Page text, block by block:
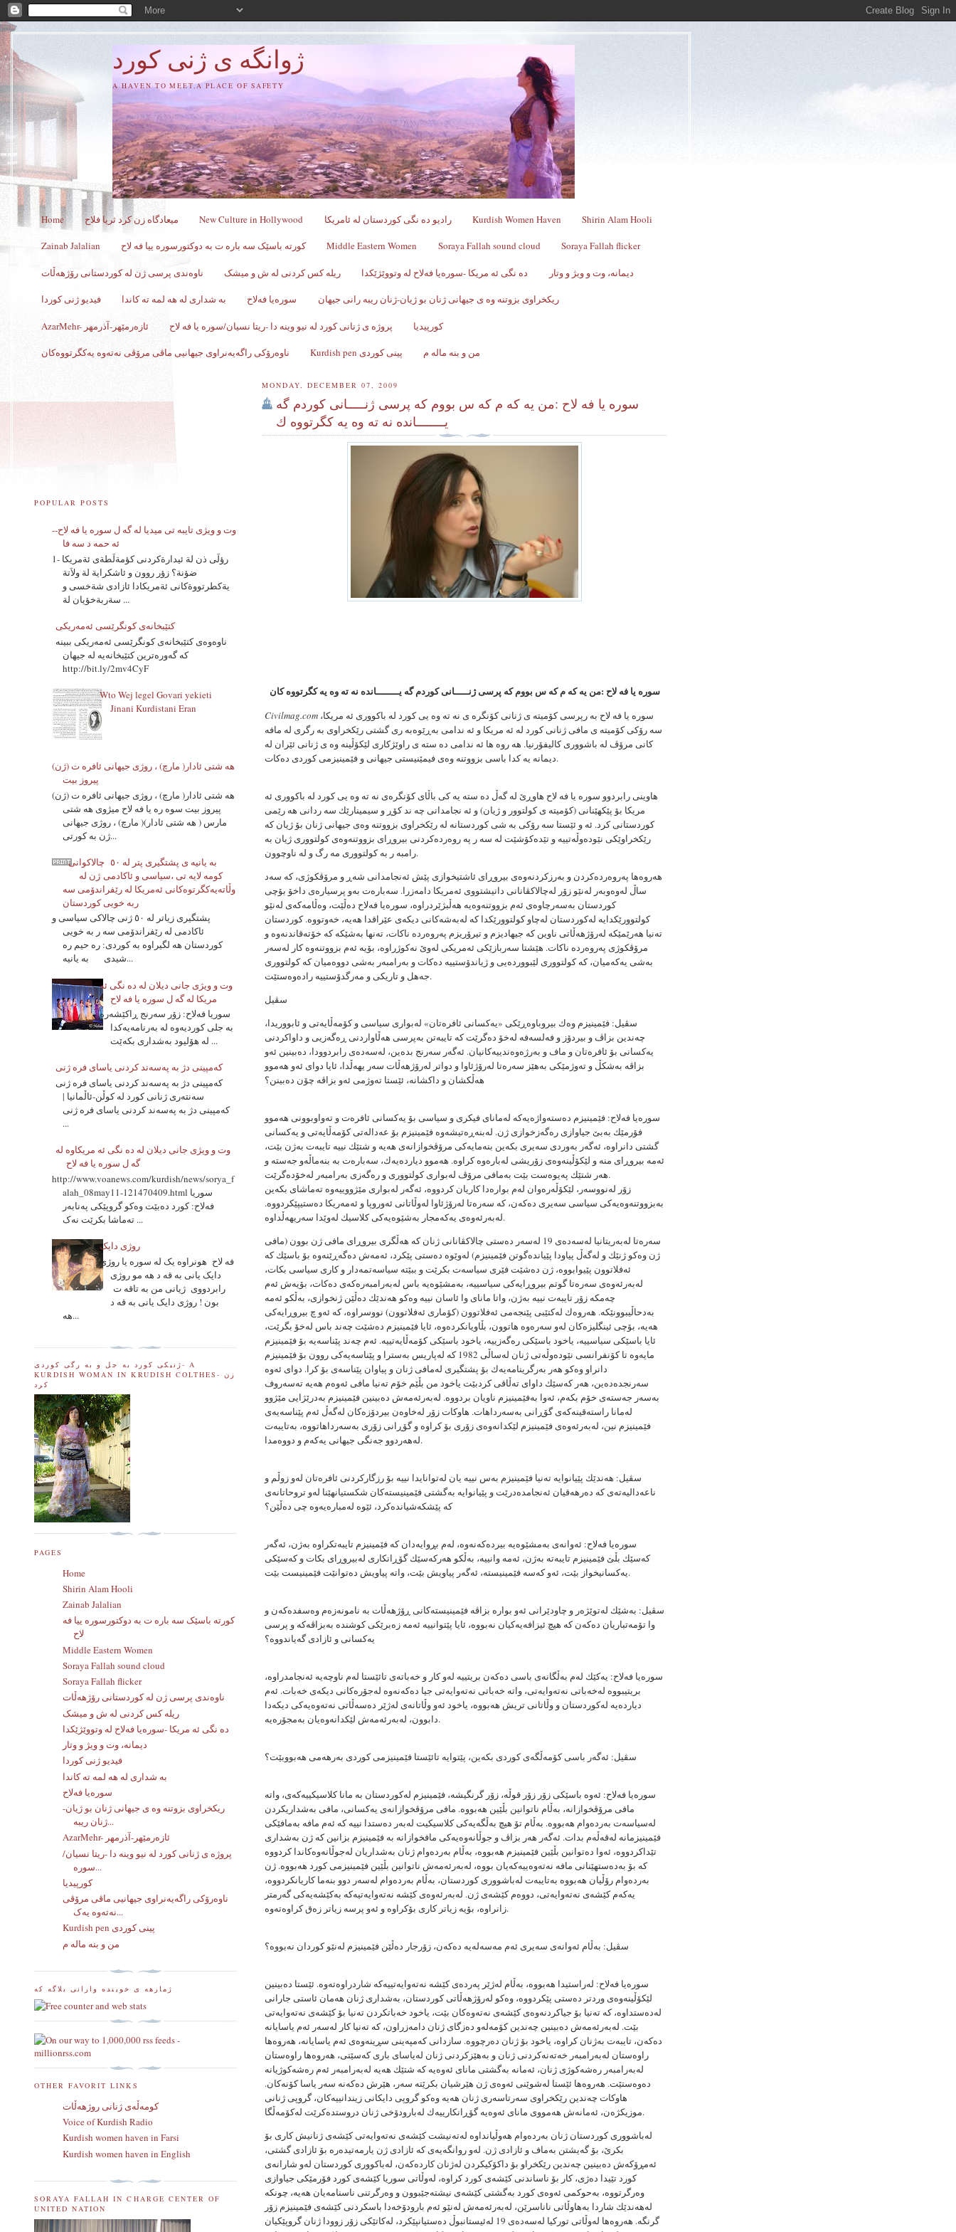
ژوانگه‌ ی ژنی كورد
A HAVEN TO MEET,A PLACE OF SAFETY
Home میعادگاه زن كرد ثریا فلاح New Culture in Hollywood رادیو ده نگی کوردستان له ئامریکا Kurdish Women Haven Shirin Alam Hooli
Zainab Jalalian کورته باسێک سه باره ت به دوکتورسوره ییا فه لاح Middle Eastern Women Soraya Fallah sound cloud Soraya Fallah flicker
ناوەندی پرسی ژن لە کوردستانی رۆژهەڵات ریله کس کردنی له ش و میشک ده نگی ئه مریکا -سوره‌یا فه‌لاح له‌ وتووێژێکدا دیمانە، وت و ویژ و وتار
فیدیو ژنی کوردا به شداری له هه لمه ته کاندا سورەیا فەلاح ریکخراوی بزوتنه وه ی جیهانی ژنان بو ژیان-ژنان ریبه رانی جیهان
AzarMehr- ئازەرمێهر-آذرمهر پروژه ی ژنانی کورد له نیو وینه دا -ریتا نسیان/سوره یا فه لاح کورپیدیا
ناوەرۆکی راگەیەنراوی جیهانیی ماڤی مرۆڤی نەتەوە یەکگرتووەکان Kurdish pen پینی کوردی من و بنه ماله م
MONDAY, DECEMBER 07, 2009
سورە یا فە لاح :من یە كە م كە س بووم كە پرسی ژنـــــانی كوردم گە
یــــــــاندە نە تە وە یە كگرتووە ك
سورە یا فە لاح :من یە كە م كە س بووم كە پرسی ژنـــــانی كوردم گە یــــــــاندە نە تە وە یە كگرتووە كان
Civilmag.com
سە رۆكی كۆمیتە ی مافی ژنانی كورد لە ئە مریكا و ئە ندامی بەڕێوەبە ری گشتی رێكخراوی بە رگری لە مافە
كانی مرۆڤ لە باشووری كالیفۆرنیا. هە روە ها ئە ندامی دە ستە ی راوێژكاری لێكۆڵینە وە ی ژنانی ئێران لە
دیمانە یە كدا باسی بزووتنە وەی فیمێنیستی جیهانی و فێمینیزمی كوردی دەكات.
هاوینی رابردوو سورە یا فە لاح هاوڕێ لە گەڵ دە ستە یە كی باڵای كۆنگرەی نە تە وە یی كورد لە باكووری ئە
مریكا بۆ پێكهێنانی (كۆمیتە ی كولتوور و ژیان) و ئە نجامدانی چە ند كۆڕ و سیمینارێك سە ردانی هە رێمی
كوردستانی كرد. ئە و ئێستا سە رۆكی بە شی كوردستانە لە رێكخراوی بزووتنە وەی جیهانی ژنان بۆ ژیان كە
رێكخراوێكی نێودەوڵەتییە و تێدەكۆشێت لە سە ر پە روەردەكردنی بیروڕای بزووتنەوەی كولتووری ژیان بە
رامبە ر بە كولتووری مە رگ و لە ناوچوون.
هەروەها پەروەردەكردن و بەرزكردنەوەی بیروڕای ئاشتیخوازی پێش ئەنجامدانی شەڕ و مرۆڤكوژی، كە سەد
ساڵ لەوەوبەر لەنێو زۆر لەچالاكڤانانی دانیشتووی ئەمریكا دامەزرا. سەبارەت بەو پرسیارەی داخۆ بۆچی
كوردستان بەسەرچاوەی ئەم بزووتنەوەیە هەڵبژێردراوە، سورەیا فەلاح دەڵێت، وەڵامەكەی لەنێو
كولتوورێكدایە لەكوردستان لەچاو كولتوورێكدا كە لەبەشەكانی دیكەی عێراقدا هەیە، خەوتووە. كوردستان
تەنیا هەرێمێكە لەرۆژهەڵاتی ناوین كە جیهادیزم و تیرۆریزم پەروەردە ناكات، تەنها بەشێكە كە خۆتەقاندنەوە و
مرۆڤكوژی پەروەردە ناكات. هێشتا سەربازێكی ئەمریكی لەوێ نەكوژراوە، بۆیە ئەم بزووتنەوە كار لەسەر
بەشی یەكەمیان، كە كولتووری لێبووردەیی و ژیاندۆستییە دەكات و بەرامبەر بەشی دووەمیان كە كولتووری
جەهل و تاریكی و مەرگدۆستییە رادەوەستێت.
سڤیل
سڤیل: فێمینیزم وەك بیروباوەڕێكی «یەكسانی ئافرەتان» لەبواری سیاسی و كۆمەڵایەتی و ئابووریدا،
چەندین بزاڤ و بیردۆز و فەلسەفە لەخۆ دەگرێت كە تایبەتن بەپرسی هەڵاواردنی ڕەگەزیی و داواكردنی
یەكسانی بۆ ئافرەتان و ماف و بەرژەوەندییەكانیان. ئەگەر سەرنج بدەین، لەسەدەی رابردوودا، دەبینین ئەو
بزاڤە بەشكڵ و تەوژمێكی بەهێز سەرەتا لەرۆژئاوا و دواتر لەرۆژهەڵات سەر یهەڵدا، ئایا دوای ئەو هەموو
هەڵكشان و داكشانە، ئێستا تەوژمی ئەو بزاڤە چۆن دەبینن؟
سورەیا فەلاح: فێمینیزم دەستەواژەیەكە لەمانای فیكری و سیاسی بۆ یەكسانی ئافرەت و تەواوبوونی هەموو
فۆرمێك بەبێ جیاوازی رەگەزخوازی ژن. لەبنەڕەتیشەوە فێمینیزم بۆ عەدالەتی كۆمەڵایەتی و یەكسانی
گشتی دانراوە، ئەگەر بەوردی سەیری بكەین بنەمایەكی مرۆڤخوازانەی هەیە و شتێك نییە تایبەت بەژن بێت،
ئەمە بیروڕای منە و لێكۆڵینەوەی زۆریشی لەبارەوە كراوە. هەموو دیاردەیەك، سەبارەت بە بنەماڵەو جەستە و
هەر شتێك پەیوەست بێت بەمافی مرۆڤ لەبواری كولتووری و رەگەزی بەرامبەر لەخۆدەگرێت.
زۆر لەنووسەر، لێكۆڵەرەوان لەم بوارەدا كاریان كردووە، ئەگەر لەبواری مێژووییەوە تەماشای بكەین
بەبزووتنەوەیەكی سیاسی سەیری دەكەن، كە سەرەتا لەرۆژئاوا لەوڵاتانی ئەوروپا و ئەمەریكا دەستیپێكردووە.
لەبەرئەوەی یەكەمجار بەشێوەیەكی كلاسیك لەوێدا سەریهەڵداوە.
سەرەتا لەبەریتانیا لەسەدەی 19 لەسەر دەستی چالاكڤانانی ژنان كە هەڵگری بیروڕای مافی ژن بوون (مافی
ژن وەكو ژنێك و لەگەڵ پیاودا پێیاندەگوتن فێمینیزم) لەوێوە دەستی پێكرد، ئەمەش دەگەڕێنەوە بۆ باسێك كە
ئەفلاتوون پێیوابووە، ژن دەشێت فێری سیاسەت بكرێت و ببێتە سیاسەتمەدار و كاری سیاسی بكات،
لەبەرئەوەی سەرەتا گوتم بیروڕایەكی سیاسییە، بەمشێوەیە باس لەبەرامبەرەكەی دەكات، بۆیەش ئەم
چەمكە زۆر تایبەت نییە بەژن، واتا مانای وا ئاسان نییە وەكو هەندێك دەڵێن ژنخوازی، بەڵكو ئەمە
بەدحاڵیبوونێكە. هەروەك لەكتێبی پێنجەمی ئەفلاتوون (كۆماری ئەفلاتوون) نووسراوە، كە ئەو چ بیروڕایەكی
هەیە، بۆچی ئینگلیزەكان لەو سەرەوە هاتوون، بڵاویانكردەوە، ئایا فێمینیزم دەشێت چەند باس لەخۆ بگرێت،
ئایا باسێكی سیاسییە، یاخود باسێكی رەگەزییە، یاخود باسێكی كۆمەڵایەتییە. ئەم چەند پێناسەیە بۆ فێمینیزم
مایەوە تا كۆنفرانسی نێودەوڵەتی ژنان لەساڵی 1982 كە لەپاریس بەسترا و پێناسەیەكی روون بۆ فێمینیزم
دانراو وەكو هەر بەرگرینامەیەك بۆ پشتگیری لەمافی ژنان و پیاوان پێناسەی بۆ كرا. دوای ئەوە
سەرنجدەدەین، هەر كەسێك داوای تەڵاقی كردبێت یاخود من بڵێم خۆم تەنیا مافی ئەوەم هەیە تەسەروف
بەسەر جەستەی خۆم بكەم، ئەوا بەفێمینیزم ناویان بردووە. لەبەرئەمەش دەبینین فێمینیزم بەدرێژایی مێژوو
لەمانا راستەقینەكەی گۆڕانی بەسەرداهات. هاوكات زۆر لەخاوەن بیردۆزەكان لەگەڵ ئەم پێناسەیەی
فێمینیزم نین، لەبەرئەوەی فێمینیزم لێكدانەوەی زۆری بۆ كراوە و گۆڕانی زۆری بەسەرداهاتووە، بەتایبەت
لەهەردوو جەنگی جیهانی یەكەم و دووەمدا.
سڤیل: هەندێك پێیانوایە تەنیا فێمینیزم بەس نییە یان لەتوانایدا نییە بۆ رزگاركردنی ئافرەتان لەو زوڵم و
ناعەدالیەتەی كە دەرهەقیان ئەنجامدەدرێت و پێیانوایە بەگشتی فێمینیستەكان شكستیانهێنا لەو تروحاتانەی
كە پێشكەشیاندەكرد، ئێوە لەمبارەیەوە چی دەڵێن؟
سورەیا فەلاح: ئەوانەی بەمشێوەیە بیردەكەنەوە، لەم بڕوایەدان كە فێمینیزم تایبەتكراوە بەژن، ئەگەر
كەسێك بڵێ فێمینیزم تایبەتە بەژن، ئەمە وانییە، بەڵكو هەركەسێك گۆڕانكاری لەبیروڕای بكات و كەسێكی
یەكسانیخواز بێت، ئەو كەسە فێمینیستە، ئەگەر پیاویش بێت، واتە پیاویش دەتوانێت فێمینیست بێت.
سڤیل: بەشێك لەتوێژەر و چاودێرانی ئەو بوارە بزاڤە فێمینیستەكانی ڕۆژهەڵات بە نامونەزەم وەسفدەكەن و
وا تۆمەتباریان دەكەن كە هیچ ئیزافەیەكیان نەبووە، ئایا پێتوانییە ئەمە زەبرێكی كوشندە بەبزاڤەكە و پرسی
یەكسانی و ئازادی گەیاندووە؟
سورەیا فەلاح: یەكێك لەم بەڵگانەی باسی دەكەن بریتییە لەو كار و خەباتەی تائێستا لەم ناوچەیە ئەنجامدراوە،
بریتیبووە لەخەباتی نەتەوایەتی، واتە خەباتی نەتەوایەتی جیا دەكەنەوە لەجۆرەكانی دیكەی خەبات. ئەم
دیاردەیە لەكوردستان و وڵاتانی تریش هەبووە، یاخود ئەو وڵاتانەی لەژێر دەسەڵاتی نەتەوەیەكی دیكەدا
دابوون، لەبەرئەمەش لێكدانەوەیان بەمجۆرەیە.
سڤیل: ئەگەر باسی كۆمەڵگەی كوردی بكەین، پێتوایە تائێستا فێمینیزمی كوردی بەرهەمی هەبووبێت؟
سورەیا فەلاح: ئەوە باسێكی زۆر زۆر قوڵە، زۆر گرنگیشە، فێمینیزم لەكوردستان بە مانا كلاسیكییەكەی، واتە
مافی مرۆڤخوازانە، بەڵام ناتوانین بڵێین هەبووە. مافی مرۆڤخوازانەی یەكسانی، مافی بەشداریكردن
لەسیاسەت بەردەوام هەبووە. بەڵام تۆ هیچ بەڵگەیەكی كلاسیكیت لەبەر دەستدا نییە كە ئەم مافە بەمافێكی
فێمینیزمانە لەقەڵەم بدات. ئەگەر هەر بزاڤ و جوڵانەوەیەكی مافخوازانە بە فێمینیزم بزانین كە ژن بەشداری
تێداكردووە، ئەوا دەتوانین بڵێین فێمینیزم هەبووە، بەڵام بەردەوام ژنان بەشداریان لەجوڵانەوەكاندا كردووە
كە بۆ بەدەستهێنانی مافە نەتەوەییەكەیان بووە، لەبەرئەمەش ناتوانین بڵێین فێمینیزمی كورد هەبووە. ژن
بەردەوام رۆڵیان هەبووە بەتایبەت لەباشووری كوردستان، بەڵام بەردەوام لەسەر دوو بنەما كاریانكردووە،
یەكەم كێشەی نەتەوایەتی، دووەم كێشەی ژن. لەبەرئەوەی كێشە نەتەوایەتیەكە بەكێشەیەكی گەرمتر
زانراوە، بۆیە زیاتر كاری بۆكراوە و ئەو پرسە زیاتر زەق كراوەتەوە.
سڤیل: بەڵام ئەوانەی سەیری ئەم مەسەلەیە دەكەن، زۆرجار دەڵێن فێمینیزم لەنێو كوردان نەبووە؟
سورەیا فەلاح: لەراستیدا هەبووە، بەڵام لەژێر پەردەی كێشە نەتەوایەتییەكە شاردراوەتەوە. ئێستا دەبینین
لێكۆڵینەوەی وردتر دەستی پێكردووە، وەكو لەرۆژهەڵاتی كوردستان، بەشداری ژنان هەمان ئاستی جارانی
لەدەستداوە، كە تەنیا بۆ جیاكردنەوەی كێشەی نەتەوەكان بێت، یاخود خەباتكردن تەنیا بۆ كێشەی نەتەوایەتی
بێت. لەبەرئەمەش دەبینین چەندین كۆمەلەو دەزگای ژنان دامەزراون، كە تەنیا كار لەسەر ئەم یاسایانە
دەكەن، تایبەت بەژنان كراوە، یاخود بۆ ژنان دەرچووە. سازدانی كەمپەینی سڕینەوەی ئەم یاسایانە، هەروەها
راوەستان لەبەرامبەر خەتەنەكردنی ژنان و بەهێزكردنی ژنان لەیاسای باری كەسێتی، هەروەها راوەستان
لەبەرامبەر رەشەكوژی ژنان، ئەمانە بەگشتی مانای ئەوەیە كە شتێك هەیە لەبەرامبەر ئەم رەشەكوژیانە
دەوەستێت. هەروەها ئێستا لەشوێنی ئەوەی ژن هێرشیان بكرێتە سەر، هێرش دەكەنە سەر یاسا كۆنەكان.
هاوكات چەندین رێكخراوی سەرتاسەری ژنان هەیە وەكو گروپی دایكانی زیندانییەكان، گروپی ژنانی
موزیكژەن، ئەمانەش هەمووی مانای ئەوەیە گۆڕانكارییەك لەبارودۆخی ژنان دروستدەكرێت لەكۆمەڵگا.
لەباشووری كوردستان ژنان بەردەوام هەوڵیانداوە لەتەنیشت كێشەی نەتەوایەتی كێشەی ژنانیش كاری بۆ
بكرێ، بۆ گەیشتن بەماف و ئازادی ژن. لەو روانگەیەی كە ئازادی ژن یارمەتیدەرە بۆ ئازادی گشتی،
ئەمڕۆكەش دەبینین چەندین رێكخراو بۆ داكۆكیكردن لەژنان كاردەكەن، لەباكووری كوردستان لەو شارانەی
كورد تێیدا دەژی، كار بۆ ناساندنی كێشەی كورد كراوە، لەوڵاتی سوریا كێشەی كورد فۆرمێكی جیاوازی
وەرگرتووە، بەحوكمی ئەوەی كورد بەگشتی كێشەی نیشتەجێبوون و وەرگرتنی ناسنامەیان هەیە، چونكە
لەهەندێك شاردا بەهاوڵاتی ناناسرێن، لەبەرئەمەش لەنێو ئەم بارودۆخەدا باسكردنی كێشەی فێمینیزم زۆر
گرنگە. هەروەها لەوڵاتی توركیا لەسەدەی 19 لەئیستانبوڵ دەستیانپێكرد، لەكاتێكی زۆر زوودا ژنان گروپێكیان
POPULAR POSTS
وت و ویژی تایبه تی میدیا له گه ل سوره یا فه لاح--
ئه حمه د سه فا
1- رؤلَى ذن لة ئيدارةكردنى كؤمةلَطةى ئةمريكا
ضؤنة؟ زؤر روون و ئاشكراية لة ولاَتة
يةكطرتووةكانى ئةمريكادا ئازادى شةخسى و
سةربةخؤيان لة ...
کتێبخانەی کونگرێسی ئه‌مه‌ریکی
ناوه‌وه‌ی کتێبخانەی کونگرێسی ئه‌مه‌ریکی ببینه‌
که‌ گه‌وره‌ترین کتێبخانەیه‌ له‌ جیهان
http://bit.ly/2mv4CyF
Wto Wej legel Govari yekieti
Jinani Kurdistani Eran
هه شتی ئادار( مارچ) ، روژی جیهانی ئافره ت (ژن)
پیروز بیت
هه شتی ئادار( مارچ) ، روژی جیهانی ئافره ت (ژن)
پیروز بیت سوه ره یا فه لاح میژوی هه شتی
مارس ( هه شتی ئادار)( مارچ) ، روژی جیهانی
ژن به کورتی...
به یانیه ی پشتگیری پتر له ٥٠ چالاکوانى
کومه لایه تی ،سیاسی و ئاکادمی ژن له
وڵاتەیەکگرتوەکانی ئەمریکا له رێفراندۆمی سه
ربه خویی کوردستان
پشتگیری زیاتر له ٥٠ ژنی چالاکی سیاسی و
ئاکادمی له رێفراندۆمی سه ر به خویی
کوردستان هه لگیراوه به کوردی: ره حیم ره
شیدی به یانیه...
وت و ویژی جانی دیلان له ده نگی ئه
مریکا له گه ل سوره یا فه لاح
سوریا فه‌لاح: زۆر سه‌رنج ڕاکێشه‌ره‌
به‌ جلی کوردیه‌وه‌ له‌ به‌رنامه‌یه‌کدا
له‌ هۆلیود به‌شداری بکه‌ێت ...
که‌مپینی دژ به‌ په‌سه‌ند کردنی یاسای فره‌ ژنی
که‌مپینی دژ به‌ په‌سه‌ند کردنی یاسای فره‌ ژنی
سه‌نته‌ری ژنانی کورد له‌ کوڵن-ئاڵمانیا |
که‌مپینی دژ به‌ په‌سه‌ند کردنی یاسای فره‌ ژنی
...
وت و ویژی جانی دیلان له ده نگی ئه مریکاوه له
گه ل سوره یا فه لاح
http://www.voanews.com/kurdish/news/sorya_f
alah_08may11-121470409.html سوریا
فه‌لاح: کورد ده‌بێت وه‌کو گروپێکی په‌نابه‌ر
ته‌ماشا بکرێت نه‌ک ...
روژی دایک
فه لاح هونراوه یک له سوره یا روژی
دایک یانی به قه د هه مو روژی
رابردووی ژیانی من به تاقه ت
بون ! روژی دایک یانی به قه د
هه...
ژنیکی کورد به جل و به رگی کوردی- A
KURDISH WOMAN IN KRUDISH COLTHES- زن
کرد
PAGES
Home
Shirin Alam Hooli
Zainab Jalalian
کورته باسێک سه باره ت به دوکتورسوره ییا فه
لاح
Middle Eastern Women
Soraya Fallah sound cloud
Soraya Fallah flicker
ناوەندی پرسی ژن لە کوردستانی رۆژهەڵات
ریله کس کردنی له ش و میشک
ده نگی ئه مریکا -سوره‌یا فه‌لاح له‌ وتووێژێکدا
دیمانە، وت و ویژ و وتار
فیدیو ژنی کوردا
به شداری له هه لمه ته کاندا
سورەیا فەلاح
ریکخراوی بزوتنه وه ی جیهانی ژنان بو ژیان-
ژنان ریبه...
AzarMehr- ئازەرمێهر-آذرمهر
پروژه ی ژنانی کورد له نیو وینه دا -ریتا نسیان/
سوره...
کورپیدیا
ناوەرۆکی راگەیەنراوی جیهانیی ماڤی مرۆڤی
نەتەوە یەک...
Kurdish pen پینی کوردی
من و بنه ماله م
ژمارهه ی خوینده وارانی بلاگه که
OTHER FAVORIT LINKS
كومه‌ڵه‌ی ژنانی روژهه‌ڵات
Voice of Kurdish Radio
Kurdish women haven in Farsi
Kurdish women haven in English
SORAYA FALLAH IN CHARGE CENTER OF
UNITED NATION